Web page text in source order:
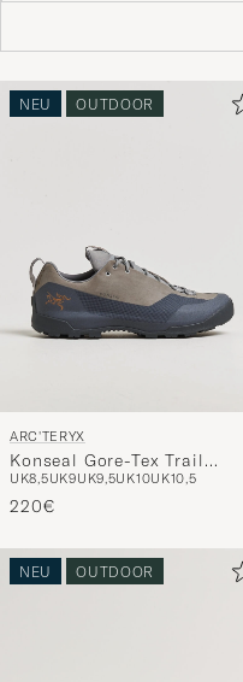
NEU OUTDOOR
ARC'TERYX
Konseal Gore-Tex Trail
Sneaker Void/Cloud
UK8,5UK9UK9,5UK10UK10,5
220€
NEU OUTDOOR